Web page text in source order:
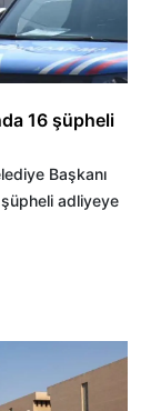
16 şüpheli
Başkanı
adliyeye